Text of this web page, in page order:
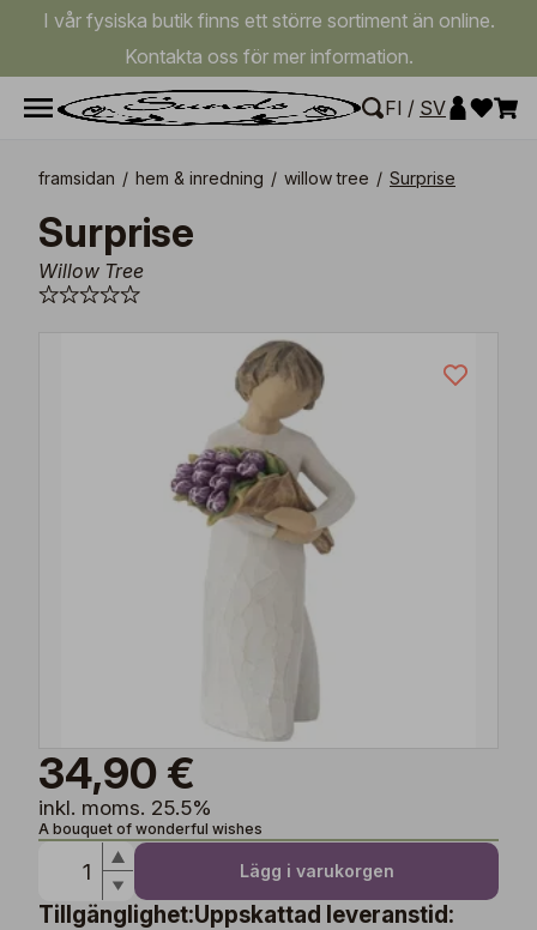
I vår fysiska butik finns ett större sortiment än online.
Kontakta oss för mer information.
FI / SV
framsidan / hem & inredning / willow tree / Surprise
Surprise
Willow Tree
34,90 €
inkl. moms. 25.5%
A bouquet of wonderful wishes
Lägg i varukorgen
Tillgänglighet:Uppskattad leveranstid: